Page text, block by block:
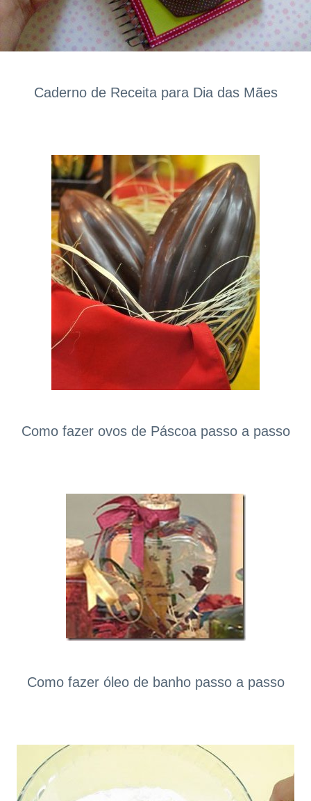
Caderno de Receita para Dia das Mães
Como fazer ovos de Páscoa passo a passo
Como fazer óleo de banho passo a passo